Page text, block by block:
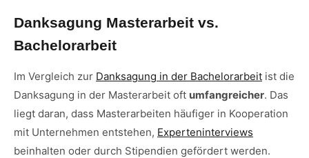
Danksagung Masterarbeit vs.
Bachelorarbeit
Im Vergleich zur Danksagung in der Bachelorarbeit ist die
Danksagung in der Masterarbeit oft umfangreicher. Das
liegt daran, dass Masterarbeiten häufiger in Kooperation
mit Unternehmen entstehen, Experteninterviews
beinhalten oder durch Stipendien gefördert werden.